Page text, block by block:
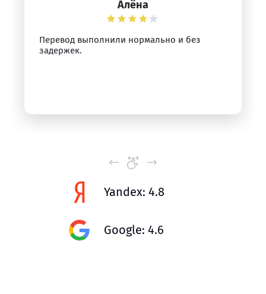
Алёна
Перевод выполнили нормально и без
задержек.
Yandex: 4.8
Google: 4.6